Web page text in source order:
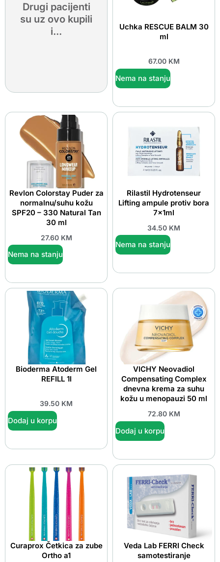
Drugi pacijenti
su uz ovo kupili
i...
Uchka RESCUE BALM 30
ml
67.00 KM
Nema na stanju
Revlon Colorstay Puder za
normalnu/suhu kožu
SPF20 – 330 Natural Tan
30 ml
27.60 KM
Nema na stanju
Rilastil Hydrotenseur
Lifting ampule protiv bora
7x1ml
34.50 KM
Nema na stanju
Bioderma Atoderm Gel
REFILL 1l
39.50 KM
Dodaj u korpu
VICHY Neovadiol
Compensating Complex
dnevna krema za suhu
kožu u menopauzi 50 ml
72.80 KM
Dodaj u korpu
Curaprox Četkica za zube
Ortho a1
Veda Lab FERRI Check
samotestiranje